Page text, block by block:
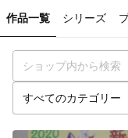
作品一覧 シリーズ